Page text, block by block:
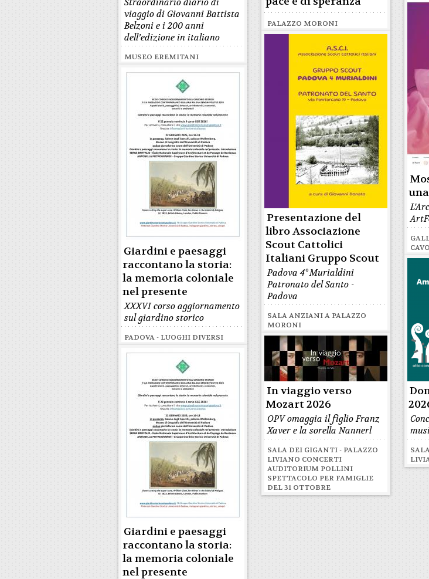
Straordinario diario di
viaggio di Giovanni Battista
Belzoni e i 200 anni
dell’edizione in italiano
MUSEO EREMITANI
PALAZZO MORONI
Presentazione del
libro Associazione
Scout Cattolici
Italiani Gruppo Scout
Padova 4° Murialdini
Patronato del Santo -
Padova
SALA ANZIANI A PALAZZO
MORONI
Giardini e paesaggi
raccontano la storia:
la memoria coloniale
nel presente
XXXVI corso aggiornamento
sul giardino storico
PADOVA - LUOGHI DIVERSI
In viaggio verso
Mozart 2026
OPV omaggia il figlio Franz
Xaver e la sorella Nannerl
SALA DEI GIGANTI - PALAZZO
LIVIANO CONCERTI
AUDITORIUM POLLINI
SPETTACOLO PER FAMIGLIE
DEL 31 OTTOBRE
Giardini e paesaggi
raccontano la storia:
la memoria coloniale
nel presente